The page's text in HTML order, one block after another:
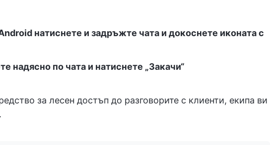
натиснете и задръжте чата и докоснете иконата с
надясно по чата и натиснете „Закачи“
за лесен достъп до разговорите с клиенти, екипа ви